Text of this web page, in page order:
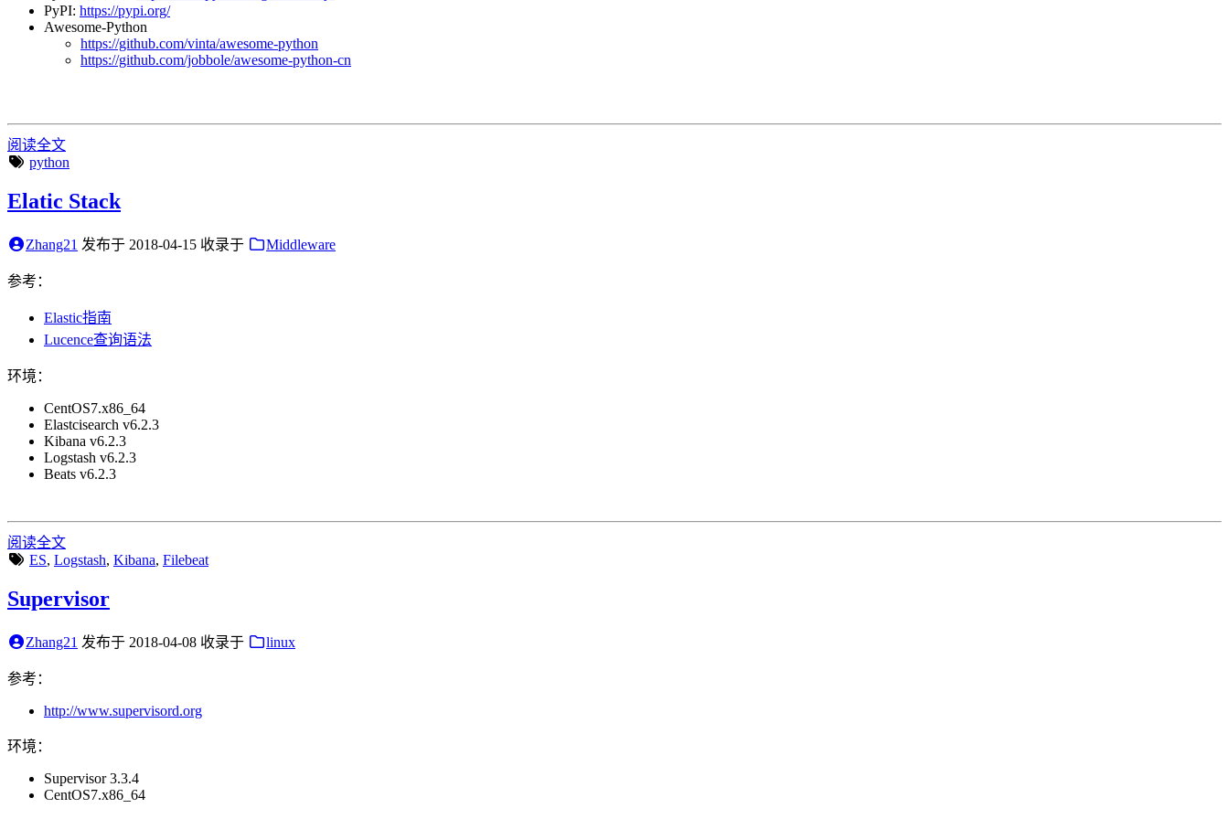
PyPI: https://pypi.org/
Awesome-Python
https://github.com/vinta/awesome-python
https://github.com/jobbole/awesome-python-cn
阅读全文
python
Elatic Stack
Zhang21 发布于 2018-04-15 收录于 Middleware
参考：
Elastic指南
Lucence查询语法
环境：
CentOS7.x86_64
Elastcisearch v6.2.3
Kibana v6.2.3
Logstash v6.2.3
Beats v6.2.3
阅读全文
ES, Logstash, Kibana, Filebeat
Supervisor
Zhang21 发布于 2018-04-08 收录于 linux
参考：
http://www.supervisord.org
环境：
Supervisor 3.3.4
CentOS7.x86_64